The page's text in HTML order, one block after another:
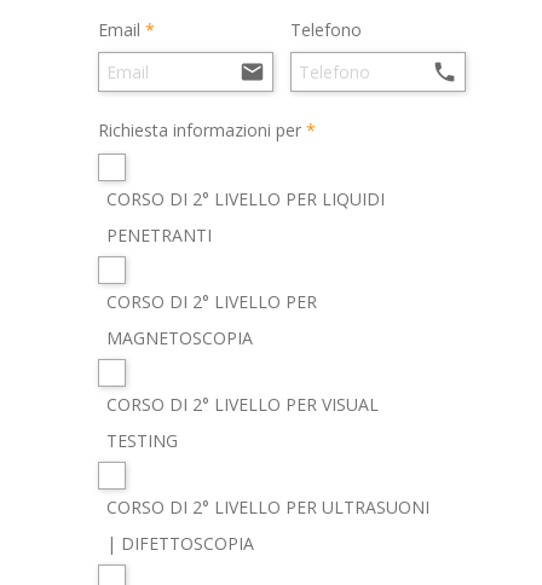
Email

Telefono

Richiesta informazioni per
CORSO DI 2° LIVELLO PER LIQUIDI
PENETRANTI
CORSO DI 2° LIVELLO PER
MAGNETOSCOPIA
CORSO DI 2° LIVELLO PER VISUAL
TESTING
CORSO DI 2° LIVELLO PER ULTRASUONI
| DIFETTOSCOPIA